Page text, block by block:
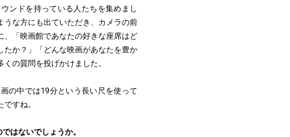
ンドを持っている人たちを集めまし
な方にも出ていただき、カメラの前
「映画館であなたの好きな座席はど
たか？」「どんな映画があなたを豊か
の質問を投げかけました。
の中では19分という長い尺を使って
すね。
はないでしょうか。